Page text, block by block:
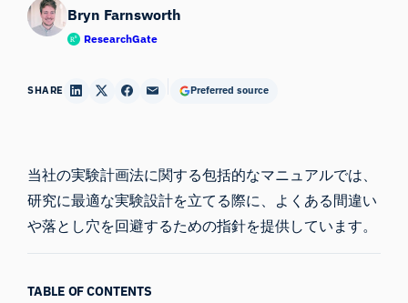
Bryn Farnsworth
ResearchGate
SHARE Preferred source
当社の実験計画法に関する包括的なマニュアルでは、
研究に最適な実験設計を立てる際に、よくある間違い
や落とし穴を回避するための指針を提供しています。
TABLE OF CONTENTS